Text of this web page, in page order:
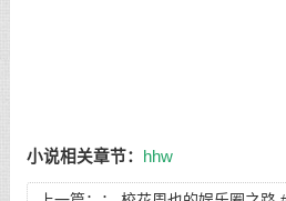
小说相关章节： hhw